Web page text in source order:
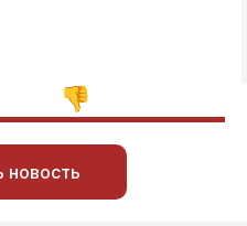
новость